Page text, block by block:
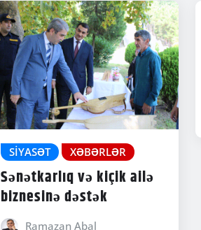
SIYASƏT XƏBƏRLƏR
Sənətkarlıq və kiçik ailə
biznesinə dəstək
Ramazan Abal